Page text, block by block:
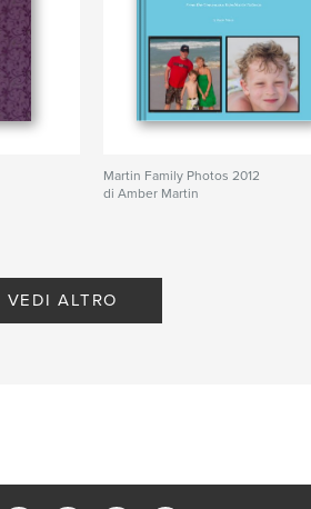
Martin Family Photos 2012
di Amber Martin
VEDI ALTRO